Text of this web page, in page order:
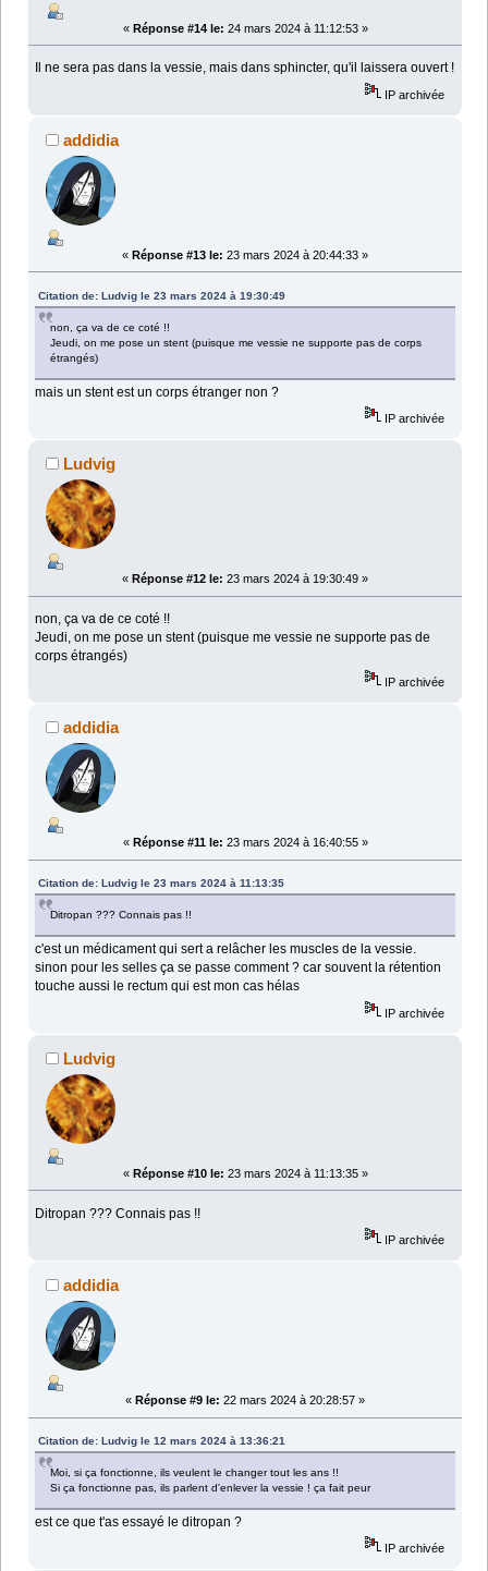
« Réponse #14 le: 24 mars 2024 à 11:12:53 »
Il ne sera pas dans la vessie, mais dans sphincter, qu'il laissera ouvert !
IP archivée
addidia
« Réponse #13 le: 23 mars 2024 à 20:44:33 »
Citation de: Ludvig le 23 mars 2024 à 19:30:49
non, ça va de ce coté !!
Jeudi, on me pose un stent (puisque me vessie ne supporte pas de corps
étrangés)
mais un stent est un corps étranger non ?
IP archivée
Ludvig
« Réponse #12 le: 23 mars 2024 à 19:30:49 »
non, ça va de ce coté !!
Jeudi, on me pose un stent (puisque me vessie ne supporte pas de
corps étrangés)
IP archivée
addidia
« Réponse #11 le: 23 mars 2024 à 16:40:55 »
Citation de: Ludvig le 23 mars 2024 à 11:13:35
Ditropan ??? Connais pas !!
c'est un médicament qui sert a relâcher les muscles de la vessie.
sinon pour les selles ça se passe comment ? car souvent la rétention
touche aussi le rectum qui est mon cas hélas
IP archivée
Ludvig
« Réponse #10 le: 23 mars 2024 à 11:13:35 »
Ditropan ??? Connais pas !!
IP archivée
addidia
« Réponse #9 le: 22 mars 2024 à 20:28:57 »
Citation de: Ludvig le 12 mars 2024 à 13:36:21
Moi, si ça fonctionne, ils veulent le changer tout les ans !!
Si ça fonctionne pas, ils parlent d'enlever la vessie ! ça fait peur
est ce que t'as essayé le ditropan ?
IP archivée